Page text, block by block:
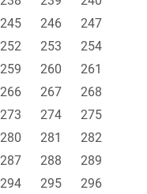
245 246
247
252 253
254
259 260
261
266 267
268
273 274
275
280 281
282
287 288
289
294 295
296